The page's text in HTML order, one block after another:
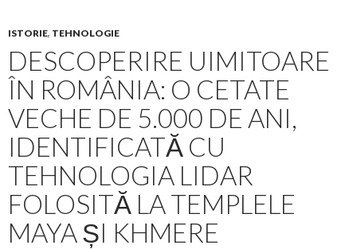
ISTORIE, TEHNOLOGIE
DESCOPERIRE UIMITOARE
ÎN ROMÂNIA: O CETATE
VECHE DE 5.000 DE ANI,
IDENTIFICATĂ CU
TEHNOLOGIA LIDAR
FOLOSITĂ LA TEMPLELE
MAYA ȘI KHMERE